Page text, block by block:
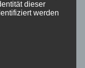
dieser
werden